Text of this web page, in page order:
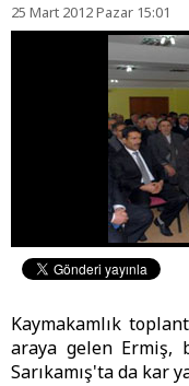
25 Mart 2012 Pazar 15:01
Kaymakamlık
araya gelen Ermiş,
Sarıkamış'ta da kar